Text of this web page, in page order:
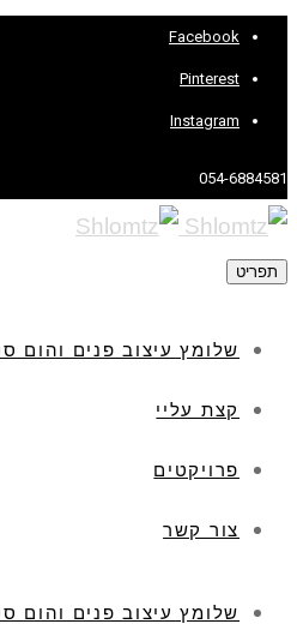
Facebook
Pinterest
Instagram
054-6884581
תפריט
שלומץ עיצוב פנים והום
קצת עליי
פרויקטים
צור קשר
שלומץ עיצוב פנים והום